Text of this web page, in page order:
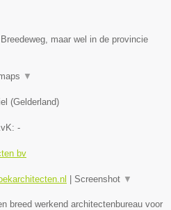
maar wel in de provincie
▼
(Gelderland)
-
bv
Screenshot ▼
breed werkend architectenbureau voor